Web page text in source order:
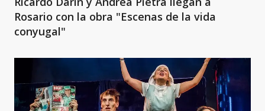
Rosario con la obra "Escenas de la vida
conyugal"